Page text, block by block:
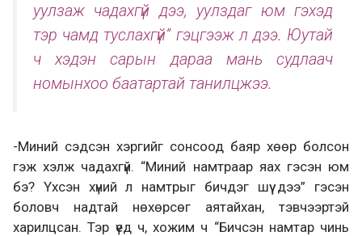
уулзаж чадахгүй дээ, уулздаг юм гэхэд
тэр чамд туслахгүй” гэцгээж л дээ. Юутай
ч хэдэн сарын дараа мань судлаач
номынхоо баатартай танилцжээ.
-Миний сэдсэн хэргийг сонсоод баяр хөөр болсон
гэж хэлж чадахгүй. “Миний намтраар яах гэсэн юм
бэ? Үхсэн хүний л намтрыг бичдэг шүү дээ” гэсэн
боловч надтай нөхөрсөг аятайхан, тэвчээртэй
харилцсан. Тэр үед ч, хожим ч “Бичсэн намтар чинь